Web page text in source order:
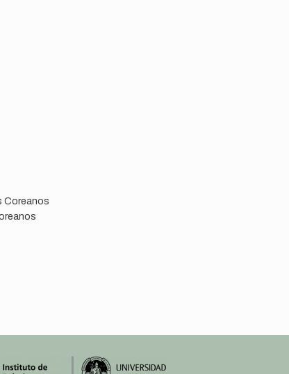
Coreanos